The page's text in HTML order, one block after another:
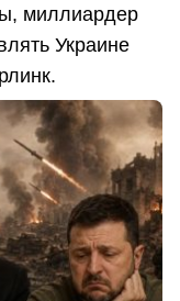
миллиардер
Украине